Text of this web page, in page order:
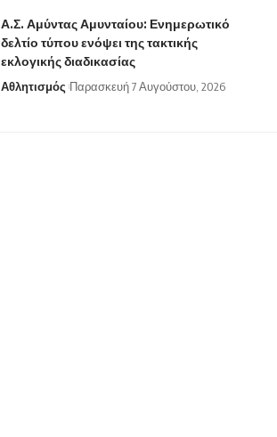
Α.Σ. Αμύντας Αμυνταίου: Ενημερωτικό
δελτίο τύπου ενόψει της τακτικής
εκλογικής διαδικασίας
Αθλητισμός Παρασκευή 7 Αυγούστου, 2026